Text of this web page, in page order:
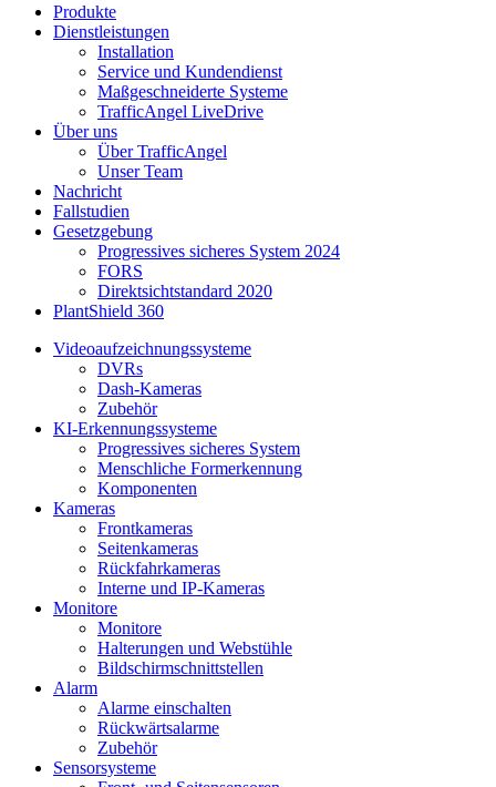
Produkte
Dienstleistungen
Installation
Service und Kundendienst
Maßgeschneiderte Systeme
TrafficAngel LiveDrive
Über uns
Über TrafficAngel
Unser Team
Nachricht
Fallstudien
Gesetzgebung
Progressives sicheres System 2024
FORS
Direktsichtstandard 2020
PlantShield 360
Videoaufzeichnungssysteme
DVRs
Dash-Kameras
Zubehör
KI-Erkennungssysteme
Progressives sicheres System
Menschliche Formerkennung
Komponenten
Kameras
Frontkameras
Seitenkameras
Rückfahrkameras
Interne und IP-Kameras
Monitore
Monitore
Halterungen und Webstühle
Bildschirmschnittstellen
Alarm
Alarme einschalten
Rückwärtsalarme
Zubehör
Sensorsysteme